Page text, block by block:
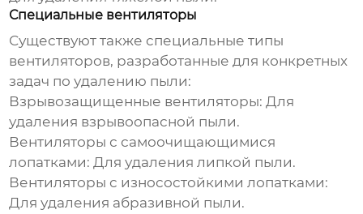
Специальные вентиляторы
Существуют также специальные типы
вентиляторов, разработанные для конкретных
задач по удалению пыли:
Взрывозащищенные вентиляторы: Для
удаления взрывоопасной пыли.
Вентиляторы с самоочищающимися
лопатками: Для удаления липкой пыли.
Вентиляторы с износостойкими лопатками:
Для удаления абразивной пыли.